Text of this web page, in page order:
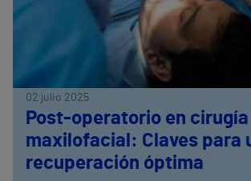
02 julio 2025
Post-operatorio en cirugía
maxilofacial: Claves para
recuperación óptima